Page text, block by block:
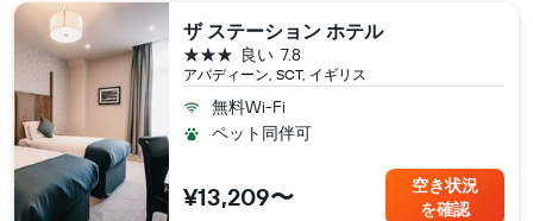
ザ ステーション ホテル
アバディーン, SCT, イギリス
7.8
良い
3つ星
無料Wi-Fi
ペット同伴可
¥13,209〜
空き状況
を確認